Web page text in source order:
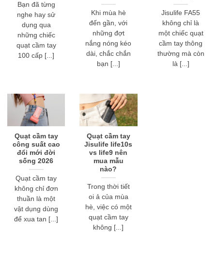
Bạn đã từng
nghe hay sử
dụng qua
những chiếc
quạt cầm tay
100 cấp [...]
Khi mùa hè
đến gần, với
những đợt
nắng nóng kéo
dài, chắc chắn
bạn [...]
Jisulife FA55
không chỉ là
một chiếc quạt
cầm tay thông
thường mà còn
là [...]
Quạt cầm tay
công suất cao
đổi mới đời
sống 2026
Quạt cầm tay
không chỉ đơn
thuần là một
vật dụng dùng
để xua tan [...]
Quạt cầm tay
Jisulife life10s
vs life9 nên
mua mẫu
nào?
Trong thời tiết
oi ả của mùa
hè, việc có một
quạt cầm tay
không [...]